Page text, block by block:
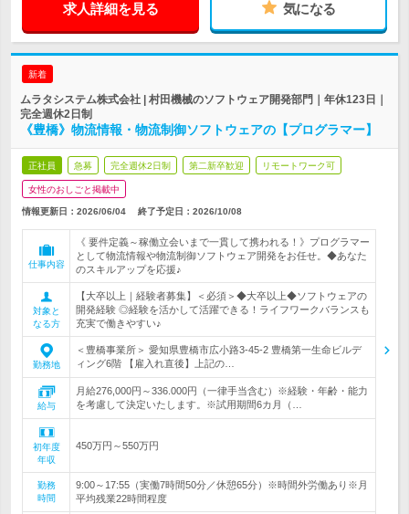
求人詳細を見る 気になる
新着
ムラタシステム株式会社 | 村田機械のソフトウェア開発部門｜年休123日｜
完全週休2日制
《豊橋》物流情報・物流制御ソフトウェアの【プログラマー】
正社員 急募 完全週休2日制 第二新卒歓迎 リモートワーク可
女性のおしごと掲載中
情報更新日：2026/06/04 終了予定日： 2026/10/08
仕事内容
《 要件定義～稼働立会いまで一貫して携われる！》プログラマー
として物流情報や物流制御ソフトウェア開発をお任せ。◆あなた
のスキルアップを応援♪
対象と
なる方
【大卒以上｜経験者募集】＜必須＞◆大卒以上◆ソフトウェアの
開発経験 ◎経験を活かして活躍できる！ライフワークバランスも
充実で働きやすい♪
勤務地
＜豊橋事業所＞ 愛知県豊橋市広小路3-45-2 豊橋第一生命ビルデ
ィング6階 【雇入れ直後】上記の…
給与
月給276,000円～336.000円（一律手当含む）※経験・年齢・能力
を考慮して決定いたします。※試用期間6カ月（…
初年度
年収
450万円～550万円
勤務
時間
9:00～17:55（実働7時間50分／休憩65分）※時間外労働あり※月
平均残業22時間程度